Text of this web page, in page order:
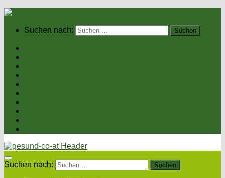
Suchen nach:
Suchen nach: